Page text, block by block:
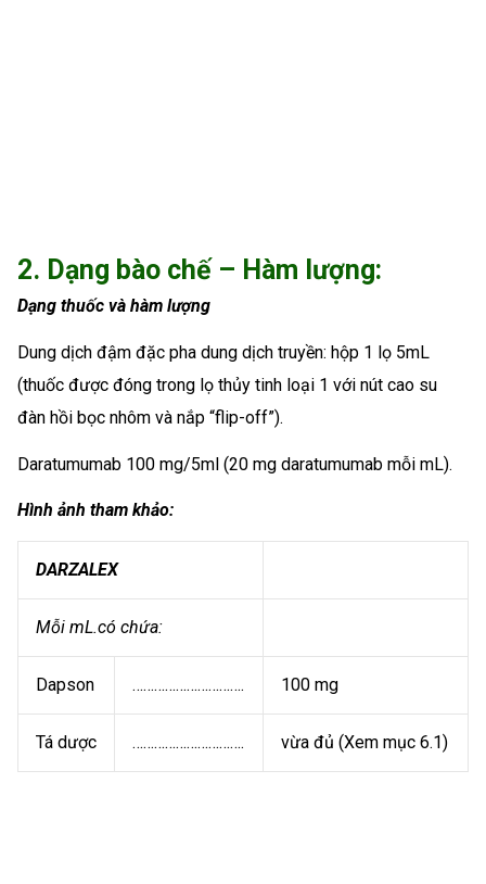
2. Dạng bào chế – Hàm lượng:
Dạng thuốc và hàm lượng
Dung dịch đậm đặc pha dung dịch truyền: hộp 1 lọ 5mL
(thuốc được đóng trong lọ thủy tinh loại 1 với nút cao su
đàn hồi bọc nhôm và nắp “flip-off”).
Daratumumab 100 mg/5ml (20 mg daratumumab mỗi mL).
Hình ảnh tham khảo:
DARZALEX
Mỗi mL.có chứa:
Dapson …………………………. 100 mg
Tá dược …………………………. vừa đủ (Xem mục 6.1)